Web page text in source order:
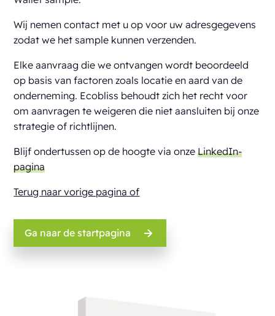
Wij nemen contact met u op voor uw adresgegevens
zodat we het sample kunnen verzenden.
Elke aanvraag die we ontvangen wordt beoordeeld
op basis van factoren zoals locatie en aard van de
onderneming. Ecobliss behoudt zich het recht voor
om aanvragen te weigeren die niet aansluiten bij onze
strategie of richtlijnen.
Blijf ondertussen op de hoogte via onzeLinkedIn-
pagina
Terug naar vorige pagina of
Ga naar de startpagina